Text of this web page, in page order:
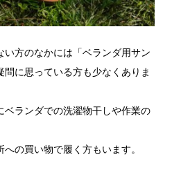
方のなかには「ベランダ用サン
に思っている方も少なくありま
ランダでの洗濯物干しや作業の
の買い物で履く方もいます。